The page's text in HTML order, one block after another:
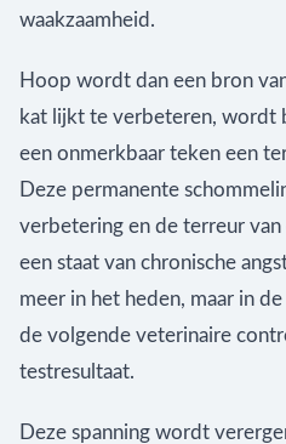
waakzaamheid.
Hoop wordt dan een bron
kat lijkt te verbeteren, wordt
een onmerkbaar teken een
Deze permanente
verbetering en de terreur
een staat van chronische
meer in het heden, maar in
de volgende veterinaire
testresultaat.
Deze spanning wordt